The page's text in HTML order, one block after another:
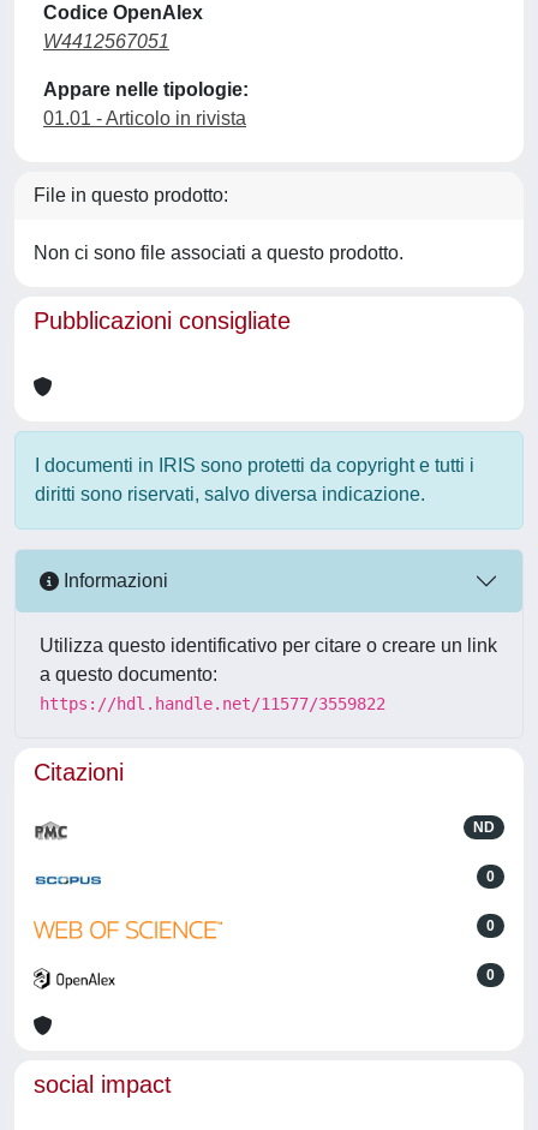
Codice OpenAlex
W4412567051
Appare nelle tipologie:
01.01 - Articolo in rivista
File in questo prodotto:
Non ci sono file associati a questo prodotto.
Pubblicazioni consigliate
I documenti in IRIS sono protetti da copyright e tutti i
diritti sono riservati, salvo diversa indicazione.
Informazioni
Utilizza questo identificativo per citare o creare un link
a questo documento:
https://hdl.handle.net/11577/3559822
Citazioni
ND
0
0
0
social impact